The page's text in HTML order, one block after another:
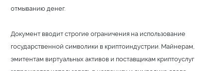
отмыванию денег.
Документ вводит строгие ограничения на использование
государственной символики в криптоиндустрии. Майнерам,
эмитентам виртуальных активов и поставщикам криптоуслуг